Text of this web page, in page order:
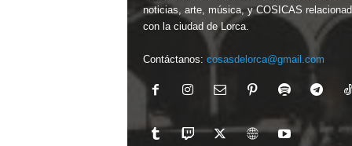
noticias, arte, música, y COSICAS
con la ciudad de Lorca.
Contáctanos: cosasdelorca@gmail.com